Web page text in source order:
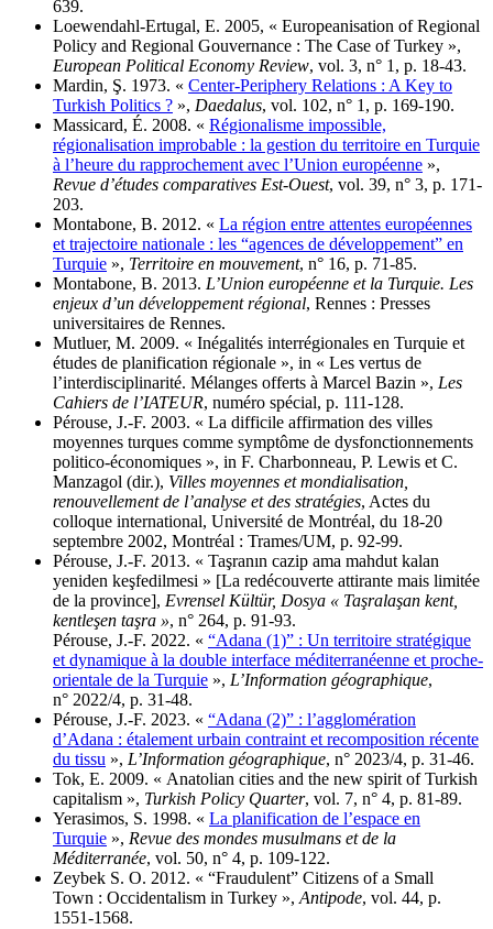
639.
Loewendahl-Ertugal, E. 2005, « Europeanisation of Regional
Policy and Regional Gouvernance : The Case of Turkey »,
European Political Economy Review, vol. 3, n° 1, p. 18-43.
Mardin, Ş. 1973. « Center-Periphery Relations : A Key to
Turkish Politics ? », Daedalus, vol. 102, n° 1, p. 169-190.
Massicard, É. 2008. « Régionalisme impossible,
régionalisation improbable : la gestion du territoire en Turquie
à l’heure du rapprochement avec l’Union européenne »,
Revue d’études comparatives Est-Ouest, vol. 39, n° 3, p. 171-
203.
Montabone, B. 2012. « La région entre attentes européennes
et trajectoire nationale : les “agences de développementˮ en
Turquie », Territoire en mouvement, n° 16, p. 71-85.
Montabone, B. 2013. L’Union européenne et la Turquie. Les
enjeux d’un développement régional, Rennes : Presses
universitaires de Rennes.
Mutluer, M. 2009. « Inégalités interrégionales en Turquie et
études de planification régionale », in « Les vertus de
l’interdisciplinarité. Mélanges offerts à Marcel Bazin », Les
Cahiers de l’IATEUR, numéro spécial, p. 111-128.
Pérouse, J.-F. 2003. « La difficile affirmation des villes
moyennes turques comme symptôme de dysfonctionnements
politico-économiques », in F. Charbonneau, P. Lewis et C.
Manzagol (dir.), Villes moyennes et mondialisation,
renouvellement de l’analyse et des stratégies, Actes du
colloque international, Université de Montréal, du 18-20
septembre 2002, Montréal : Trames/UM, p. 92-99.
Pérouse, J.-F. 2013. « Taşranın cazip ama mahdut kalan
yeniden keşfedilmesi » [La redécouverte attirante mais limitée
de la province], Evrensel Kültür, Dosya « Taşralaşan kent,
kentleşen taşra », n° 264, p. 91-93.
Pérouse, J.-F. 2022. « “Adana (1)ˮ : Un territoire stratégique
et dynamique à la double interface méditerranéenne et proche-
orientale de la Turquie », L’Information géographique,
n° 2022/4, p. 31-48.
Pérouse, J.-F. 2023. « “Adana (2)ˮ : l’agglomération
d’Adana : étalement urbain contraint et recomposition récente
du tissu », L’Information géographique, n° 2023/4, p. 31-46.
Tok, E. 2009. « Anatolian cities and the new spirit of Turkish
capitalism », Turkish Policy Quarter, vol. 7, n° 4, p. 81-89.
Yerasimos, S. 1998. « La planification de l’espace en
Turquie », Revue des mondes musulmans et de la
Méditerranée, vol. 50, n° 4, p. 109-122.
Zeybek S. O. 2012. « “Fraudulentˮ Citizens of a Small
Town : Occidentalism in Turkey », Antipode, vol. 44, p.
1551-1568.